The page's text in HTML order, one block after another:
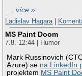
…více »
Ladislav Hagara
MS Paint Doom
7.8. 12:44 | Humor
Mark Russinovich
Azure) se na LinkedIn
projektem MS Paint